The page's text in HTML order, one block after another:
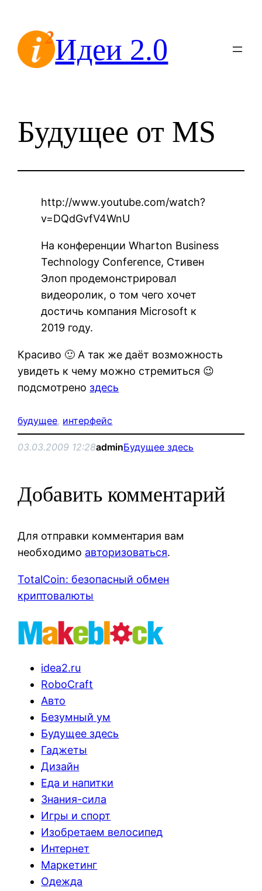
содержимомуИдеи 2.0
Будущее от MS
http://www.youtube.com/watch?
v=DQdGvfV4WnU
На конференции Wharton Business
Technology Conference, Стивен
Элоп продемонстрировал
видеоролик, о том чего хочет
достичь компания Microsoft к
2019 году.
Красиво 🙂 А так же даёт возможность
увидеть к чему можно стремиться 😉
подсмотрено здесь
будущее, интерфейс
03.03.2009 12:28adminБудущее здесь
Добавить комментарий
Для отправки комментария вам
необходимо авторизоваться.
TotalCoin: безопасный обмен
криптовалюты
idea2.ru
RoboCraft
Авто
Безумный ум
Будущее здесь
Гаджеты
Дизайн
Еда и напитки
Знания-сила
Игры и спорт
Изобретаем велосипед
Интернет
Маркетинг
Одежда